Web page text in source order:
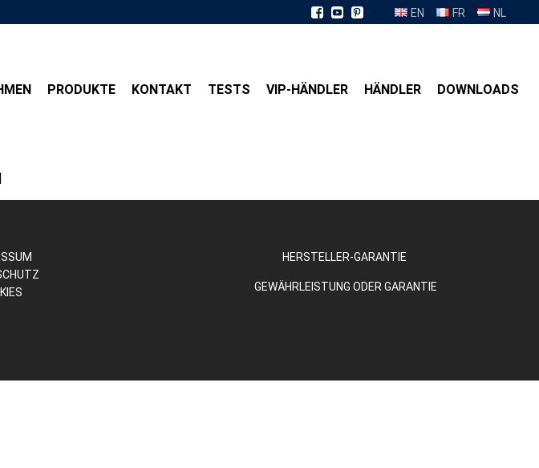
EN FR NL
PRODUKTE KONTAKT TESTS VIP-HÄNDLER HÄNDLER DOWNLOADS
|
HERSTELLER-GARANTIE
GEWÄHRLEISTUNG ODER GARANTIE